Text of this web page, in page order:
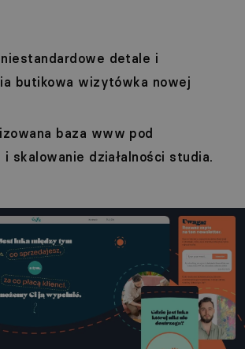
detale i
butikowa wizytówka nowej
baza www pod
i skalowanie działalności studia.